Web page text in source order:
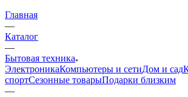
Главная
—
Каталог
—
Бытовая техника
ЭлектроникаКомпьютеры и сетиДом и сад
спортСезонные товарыПодарки близким
—